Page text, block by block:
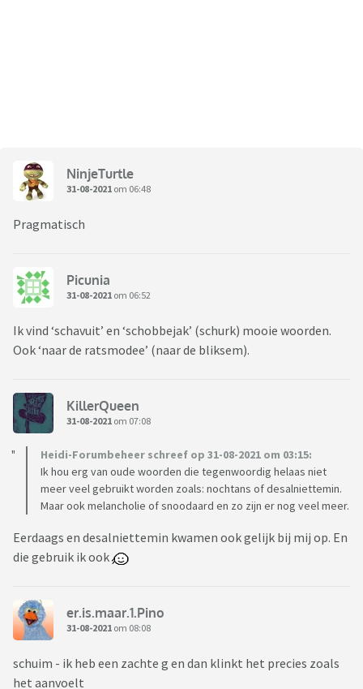
NinjeTurtle
31-08-2021 om 06:48
Pragmatisch
Picunia
31-08-2021 om 06:52
Ik vind ‘schavuit’ en ‘schobbejak’ (schurk) mooie woorden.
Ook ‘naar de ratsmodee’ (naar de bliksem).
KillerQueen
31-08-2021 om 07:08
Heidi-Forumbeheer schreef op 31-08-2021 om 03:15:
Ik hou erg van oude woorden die tegenwoordig helaas niet
meer veel gebruikt worden zoals: nochtans of desalniettemin.
Maar ook melancholie of snoodaard en zo zijn er nog veel meer.
Eerdaags en desalniettemin kwamen ook gelijk bij mij op. En
die gebruik ik ook
er.is.maar.1.Pino
31-08-2021 om 08:08
schuim - ik heb een zachte g en dan klinkt het precies zoals
het aanvoelt